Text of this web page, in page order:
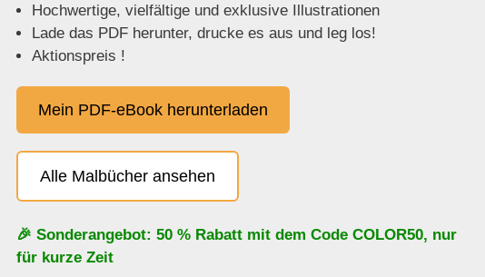
Hochwertige, vielfältige und exklusive Illustrationen
Lade das PDF herunter, drucke es aus und leg los!
Aktionspreis !
Mein PDF-eBook herunterladen
Alle Malbücher ansehen
🎉 Sonderangebot: 50 % Rabatt mit dem Code COLOR50, nur
für kurze Zeit